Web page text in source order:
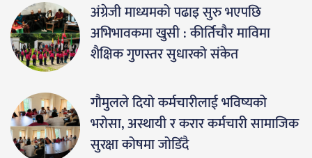
अंग्रेजी माध्यमको पढाइ सुरु भएपछि
अभिभावकमा खुसी : कीर्तिचौर माविमा
शैक्षिक गुणस्तर सुधारको संकेत
गौमुलले दियो कर्मचारीलाई भविष्यको
भरोसा, अस्थायी र करार कर्मचारी सामाजिक
सुरक्षा कोषमा जोडिँदै